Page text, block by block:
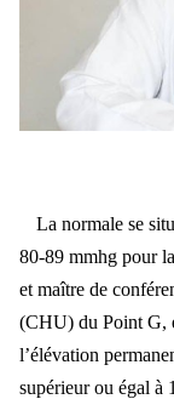
La normale se
80-89 mmhg pour
et maître de
(CHU) du Point G,
l’élévation
supérieur ou égal à